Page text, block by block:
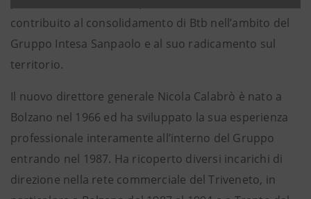
contribuito al consolidamento di Btb nell’ambito del
Gruppo Intesa Sanpaolo e al suo radicamento sul
territorio.
Il nuovo direttore generale Nicola Calabrò è nato a
Bolzano nel 1966 ed ha sviluppato la sua esperienza
professionale interamente all’interno del Gruppo
entrando nel 1987. Ha ricoperto diversi incarichi di
direzione nella rete commerciale del Triveneto, in